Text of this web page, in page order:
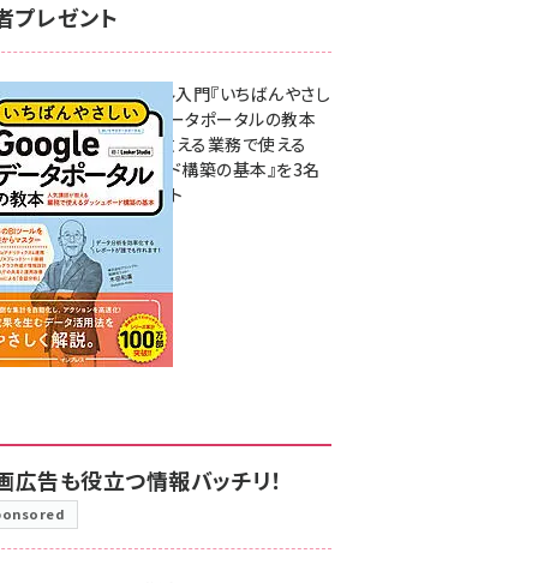
プレゼント
無料BIツール入門『いちばんやさし
いGoogleデータポータルの教本
人気講師が教える業務で使える
ダッシュボード構築の基本』を3名
様にプレゼント
7月31日 10:00
広告も役立つ情報バッチリ！